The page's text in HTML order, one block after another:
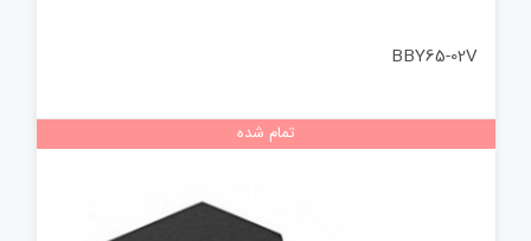
BBY65-02V
تمام شده